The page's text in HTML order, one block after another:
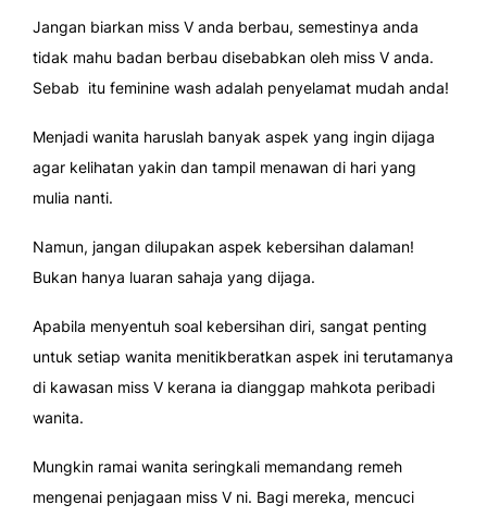
Jangan biarkan miss V anda berbau, semestinya anda
tidak mahu badan berbau disebabkan oleh miss V anda.
Sebab itu feminine wash adalah penyelamat mudah anda!
Menjadi wanita haruslah banyak aspek yang ingin dijaga
agar kelihatan yakin dan tampil menawan di hari yang
mulia nanti.
Namun, jangan dilupakan aspek kebersihan dalaman!
Bukan hanya luaran sahaja yang dijaga.
Apabila menyentuh soal kebersihan diri, sangat penting
untuk setiap wanita menitikberatkan aspek ini terutamanya
di kawasan miss V kerana ia dianggap mahkota peribadi
wanita.
Mungkin ramai wanita seringkali memandang remeh
mengenai penjagaan miss V ni. Bagi mereka, mencuci